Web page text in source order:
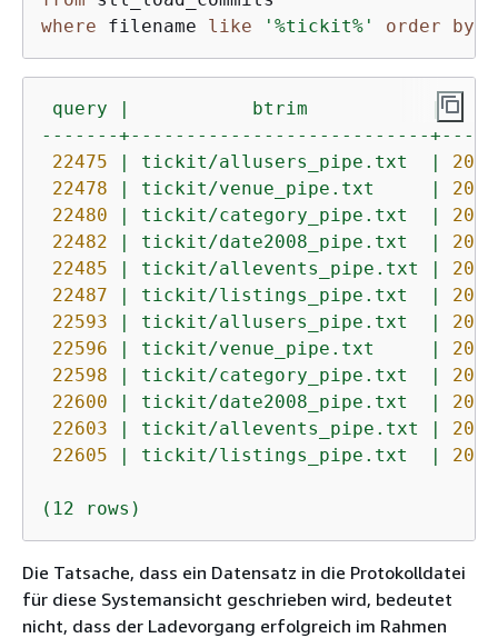
where filename like '%tickit%' order by
query | btrim
|
-------+---------------------------
22475
| tickit/allusers_pipe.txt |
22478
| tickit/venue_pipe.txt |
22480
| tickit/category_pipe.txt |
22482
| tickit/date2008_pipe.txt |
22485
| tickit/allevents_pipe.txt |
22487
| tickit/listings_pipe.txt |
22593
| tickit/allusers_pipe.txt |
22596
| tickit/venue_pipe.txt |
22598
| tickit/category_pipe.txt |
22600
| tickit/date2008_pipe.txt |
22603
| tickit/allevents_pipe.txt |
22605
| tickit/listings_pipe.txt |
(12 rows)
Die Tatsache, dass ein Datensatz in die Protokolldatei
für diese Systemansicht geschrieben wird, bedeutet
nicht, dass der Ladevorgang erfolgreich im Rahmen